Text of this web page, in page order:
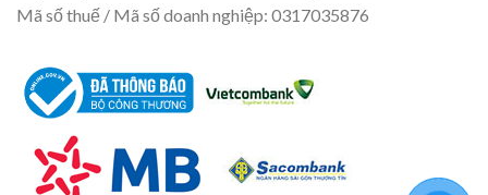
Mã số thuế / Mã số doanh nghiệp: 0317035876